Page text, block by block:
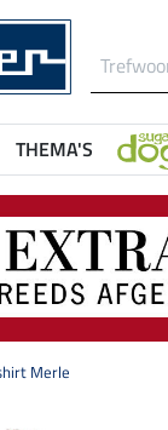
THEMA'S
Merle